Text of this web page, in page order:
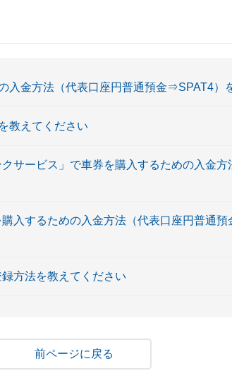
入金方法（代表口座円普通預金⇒SPAT4）
教えてください
サービス」で車券を購入するための入金
入するための入金方法（代表口座円普通
方法を教えてください
戻る